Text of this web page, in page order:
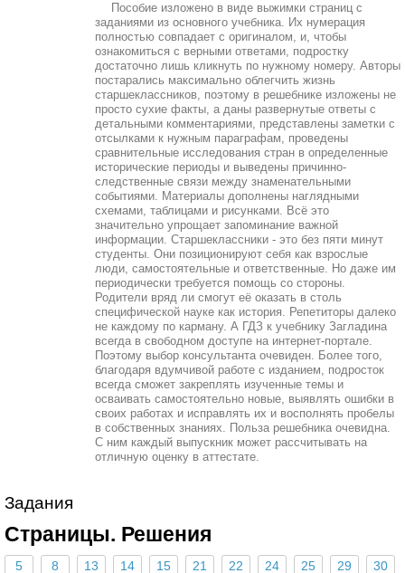
Пособие изложено в виде выжимки страниц с
заданиями из основного учебника. Их нумерация
полностью совпадает с оригиналом, и, чтобы
ознакомиться с верными ответами, подростку
достаточно лишь кликнуть по нужному номеру. Авторы
постарались максимально облегчить жизнь
старшеклассников, поэтому в решебнике изложены не
просто сухие факты, а даны развернутые ответы с
детальными комментариями, представлены заметки с
отсылками к нужным параграфам, проведены
сравнительные исследования стран в определенные
исторические периоды и выведены причинно-
следственные связи между знаменательными
событиями. Материалы дополнены наглядными
схемами, таблицами и рисунками. Всё это
значительно упрощает запоминание важной
информации. Старшеклассники - это без пяти минут
студенты. Они позиционируют себя как взрослые
люди, самостоятельные и ответственные. Но даже им
периодически требуется помощь со стороны.
Родители вряд ли смогут её оказать в столь
специфической науке как история. Репетиторы далеко
не каждому по карману. А ГДЗ к учебнику Загладина
всегда в свободном доступе на интернет-портале.
Поэтому выбор консультанта очевиден. Более того,
благодаря вдумчивой работе с изданием, подросток
всегда сможет закреплять изученные темы и
осваивать самостоятельно новые, выявлять ошибки в
своих работах и исправлять их и восполнять пробелы
в собственных знаниях. Польза решебника очевидна.
С ним каждый выпускник может рассчитывать на
отличную оценку в аттестате.
Задания
Страницы. Решения
5 8 13 14 15 21 22 24 25 29 30